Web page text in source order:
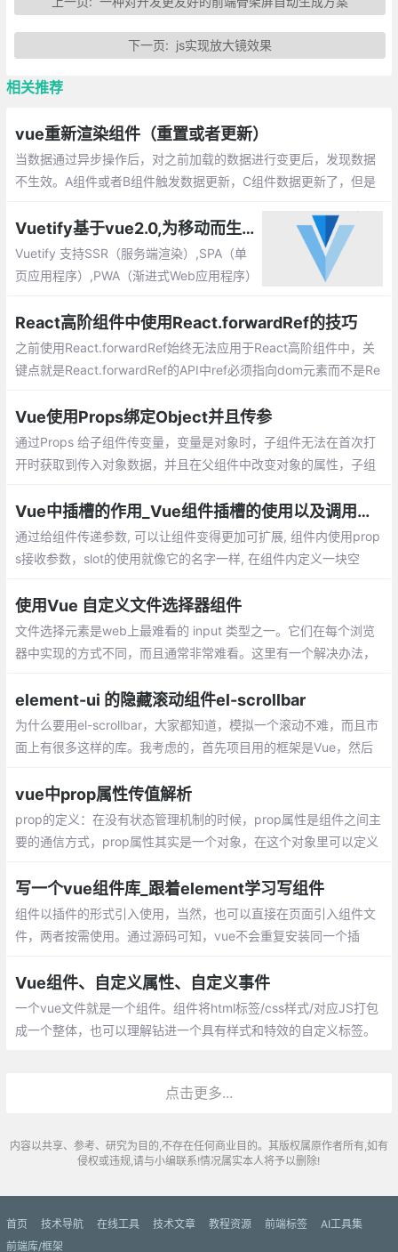
下一页: js实现放大镜效果
相关推荐
vue重新渲染组件（重置或者更新）
当数据通过异步操作后，对之前加载的数据进行变更后，发现数据
不生效。A组件或者B组件触发数据更新，C组件数据更新了，但是
Vuetify基于vue2.0,为移动而生的组件框架
Vuetify 支持SSR（服务端渲染）,SPA（单
页应用程序）,PWA（渐进式Web应用程序）
框架，试图推动前端开发发展到一个新的水
平。
React高阶组件中使用React.forwardRef的技巧
之前使用React.forwardRef始终无法应用于React高阶组件中，关
键点就是React.forwardRef的API中ref必须指向dom元素而不是Re
Vue使用Props绑定Object并且传参
通过Props 给子组件传变量，变量是对象时，子组件无法在首次打
开时获取到传入对象数据，并且在父组件中改变对象的属性，子组
Vue中插槽的作用_Vue组件插槽的使用以及调用组件内的方法
通过给组件传递参数, 可以让组件变得更加可扩展, 组件内使用prop
s接收参数，slot的使用就像它的名字一样, 在组件内定义一块空
就是把组件内的数据带出来
使用Vue 自定义文件选择器组件
文件选择元素是web上最难看的 input 类型之一。它们在每个浏览
器中实现的方式不同，而且通常非常难看。这里有一个解决办法，
element-ui 的隐藏滚动组件el-scrollbar
为什么要用el-scrollbar，大家都知道，模拟一个滚动不难，而且市
面上有很多这样的库。我考虑的，首先项目用的框架是Vue，然后
vue中prop属性传值解析
prop的定义：在没有状态管理机制的时候，prop属性是组件之间主
要的通信方式，prop属性其实是一个对象，在这个对象里可以定义
可以定义属性的类型，也可以定义属性的初始值。
写一个vue组件库_跟着element学习写组件
组件以插件的形式引入使用，当然，也可以直接在页面引入组件文
件，两者按需使用。通过源码可知，vue不会重复安装同一个插
Vue组件、自定义属性、自定义事件
一个vue文件就是一个组件。组件将html标签/css样式/对应JS打包
成一个整体，也可以理解钻进一个具有样式和特效的自定义标签。
点击更多...
内容以共享、参考、研究为目的,不存在任何商业目的。其版权属原作者所有,如有
侵权或违规,请与小编联系!情况属实本人将予以删除!
首页 技术导航 在线工具 技术文章 教程资源 前端标签
AI工具集
前端库/框架